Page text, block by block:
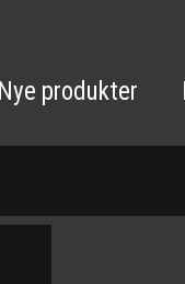
Nye produkter